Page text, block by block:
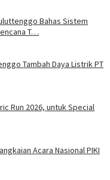
Bahas Sistem
T…
Tambah Daya Listrik PT
Run 2026, untuk Special
Acara Nasional PIKI